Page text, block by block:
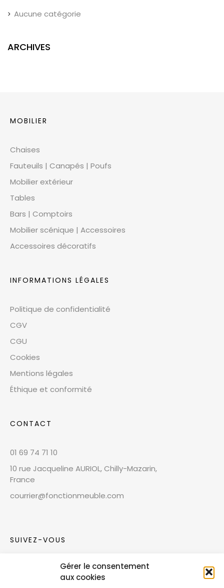
Gérer le consentement
aux cookies
Aucune catégorie
ARCHIVES
MOBILIER
Chaises
Fauteuils | Canapés | Poufs
Mobilier extérieur
Tables
Bars | Comptoirs
Mobilier scénique | Accessoires
Accessoires décoratifs
INFORMATIONS LÉGALES
Politique de confidentialité
CGV
CGU
Cookies
Mentions légales
Éthique et conformité
CONTACT
01 69 74 71 10
10 rue Jacqueline AURIOL, Chilly-Mazarin,
France
courrier@fonctionmeuble.com
SUIVEZ-VOUS
Rejoignez notre communauté sur les réseaux